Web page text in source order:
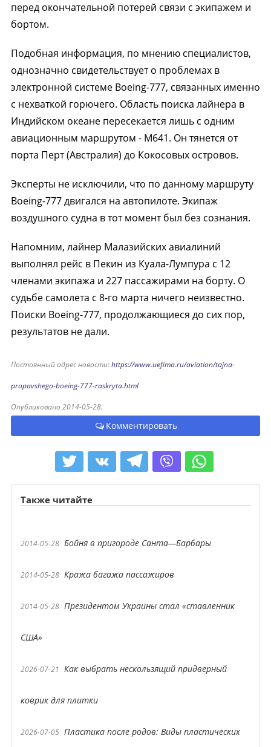
перед окончательной потерей связи с экипажем и
бортом.
Подобная информация, по мнению специалистов,
однозначно свидетельствует о проблемах в
электронной системе Boeing-777, связанных именно
с нехваткой горючего. Область поиска лайнера в
Индийском океане пересекается лишь с одним
авиационным маршрутом - М641. Он тянется от
порта Перт (Австралия) до Кокосовых островов.
Эксперты не исключили, что по данному маршруту
Boeing-777 двигался на автопилоте. Экипаж
воздушного судна в тот момент был без сознания.
Напомним, лайнер Малазийских авиалиний
выполнял рейс в Пекин из Куала-Лумпура с 12
членами экипажа и 227 пассажирами на борту. О
судьбе самолета с 8-го марта ничего неизвестно.
Поиски Boeing-777, продолжающиеся до сих пор,
результатов не дали.
Постоянный адрес новости:https://www.uefima.ru/aviation/tajna-
propavshego-boeing-777-raskryta.html
Опубликовано 2014-05-28.
Комментировать
Также читайте
2014-05-28 Бойня в пригороде Санта—Барбары
2014-05-28 Кража багажа пассажиров
2014-05-28 Президентом Украины стал «ставленник
США»
2026-07-21 Как выбрать нескользящий придверный
коврик для плитки
2026-07-05 Пластика после родов: Виды пластических